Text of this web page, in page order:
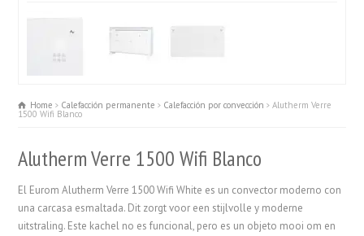
Home Calefacción permanente Calefacción por convección Alutherm Verre
1500 Wifi Blanco
Alutherm Verre 1500 Wifi Blanco
El Eurom Alutherm Verre 1500 Wifi White es un convector moderno con
una carcasa esmaltada. Dit zorgt voor een stijlvolle y moderne
uitstraling. Este kachel no es funcional, pero es un objeto mooi om en